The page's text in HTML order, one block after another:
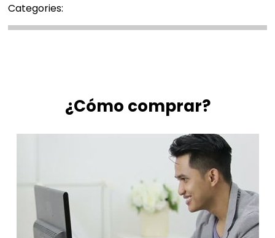
Categories:
¿Cómo comprar?